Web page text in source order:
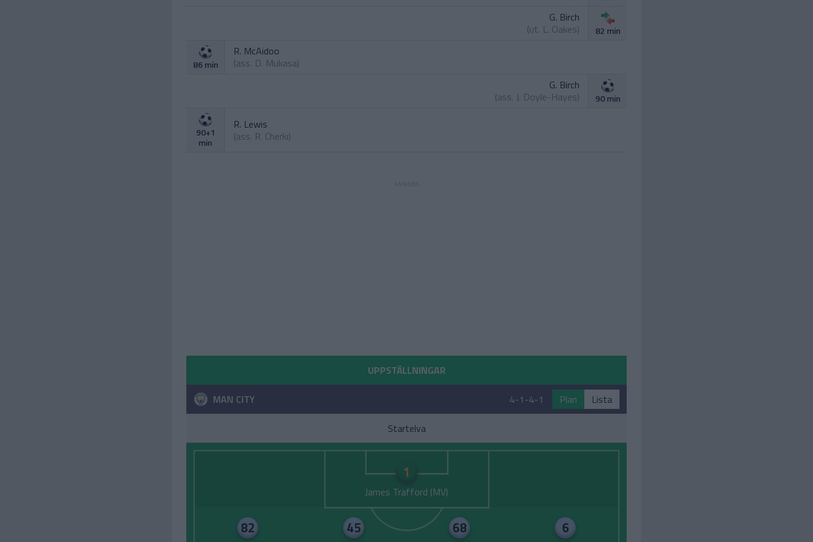
G. Birch
(ut. L. Oakes) 82 min
86 min
R. McAidoo
(ass. D. Mukasa)
G. Birch
(ass. J. Doyle-Hayes) 90 min
90+1
min
R. Lewis
(ass. R. Cherki)
UPPSTÄLLNINGAR
MAN CITY
4-1-4-1 Plan
Lista
Startelva
1
James Trafford
82 45 68 6